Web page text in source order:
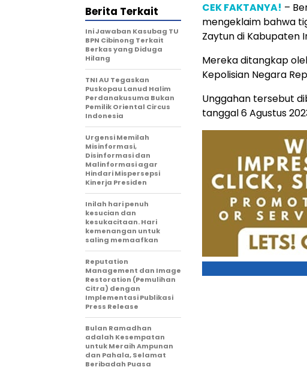
CEK FAKTANYA! –
mengeklaim bahwa
Zaytun di Kabupaten
Mereka ditangkap
Kepolisian Negara
Unggahan tersebut
tanggal 6 Agustus
Berita Terkait
Ini Jawaban Kasubag TU
BPN Cibinong Terkait
Berkas yang Diduga
Hilang
TNI AU Tegaskan
Puskopau Lanud Halim
Perdanakusuma Bukan
Pemilik Oriental Circus
Indonesia
Urgensi Memilah
Misinformasi,
Disinformasi dan
Malinformasi agar
Hindari Mispersepsi
Kinerja Presiden
Inilah hari penuh
kesucian dan
kesukacitaan. Hari
kemenangan untuk
saling memaafkan
Reputation
Management dan Image
Restoration (Pemulihan
Citra) dengan
Implementasi Publikasi
Press Release
Bulan Ramadhan
adalah Kesempatan
untuk Meraih Ampunan
dan Pahala, Selamat
Beribadah Puasa